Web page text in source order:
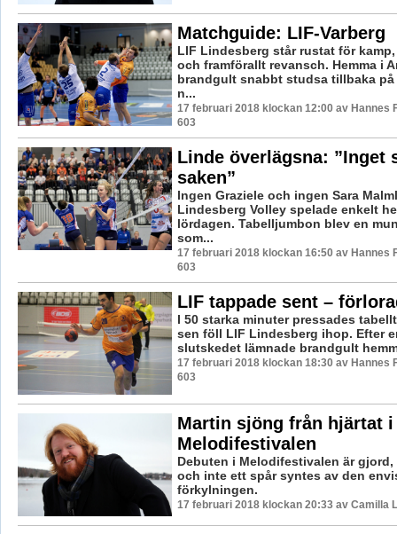
Matchguide: LIF-Varberg
LIF Lindesberg står rustat för
och framförallt revansch. Hemma i
brandgult snabbt studsa tillbaka
n...
17 februari 2018 klockan 12:00 av Hannes
603
Linde överlägsna: ”Inget
saken”
Ingen Graziele och ingen Sara
Lindesberg Volley spelade enkelt
lördagen. Tabelljumbon blev en
som...
17 februari 2018 klockan 16:50 av Hannes
603
LIF tappade sent –
I 50 starka minuter pressades
sen föll LIF Lindesberg ihop. Efter
slutskedet lämnade brandgult
17 februari 2018 klockan 18:30 av Hannes
603
Martin sjöng från hjärtat i
Melodifestivalen
Debuten i Melodifestivalen är
och inte ett spår syntes av den
förkylningen.
17 februari 2018 klockan 20:33 av Camilla